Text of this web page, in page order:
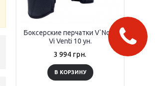
Боксерские перчатки V`Noks
Vi Venti 10 ун.
3 994 грн.
В КОРЗИНУ